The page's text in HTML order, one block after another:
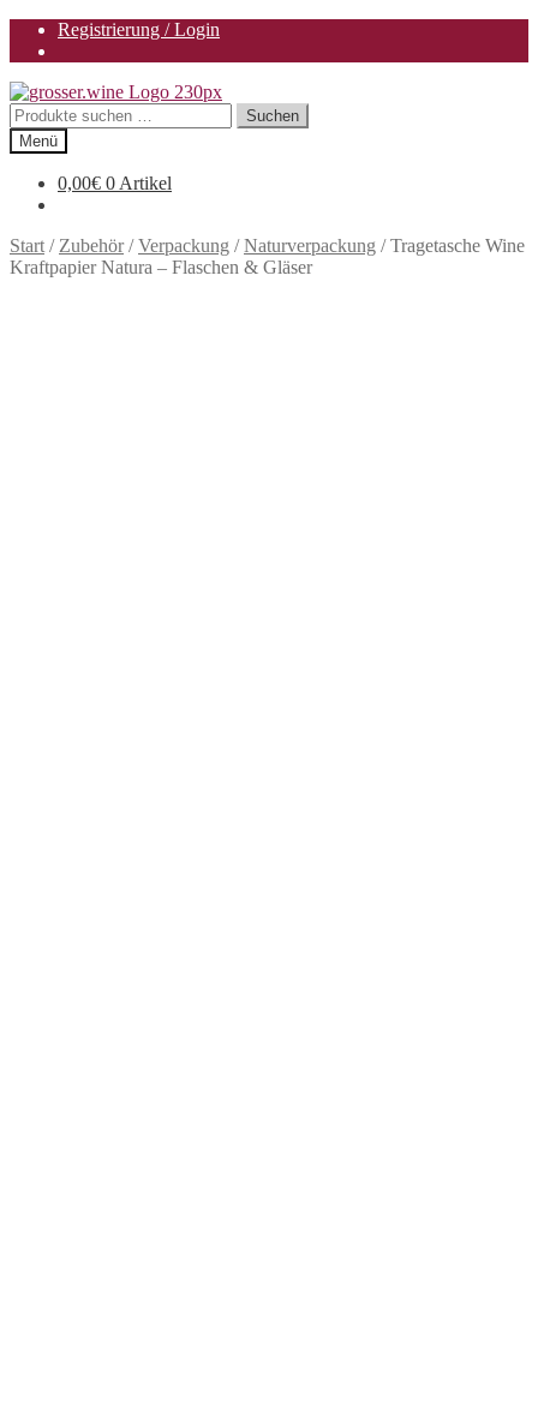
Registrierung / Login
Zur
Navigation
springen
Zum
Inhalt
springen
Suchen
nach:
Suchen
Menü
0,00€ 0 Artikel
Start / Zubehör/Verpackung /Naturverpackung /Tragetasche Wine
Kraftpapier Natura – Flaschen & Gläser